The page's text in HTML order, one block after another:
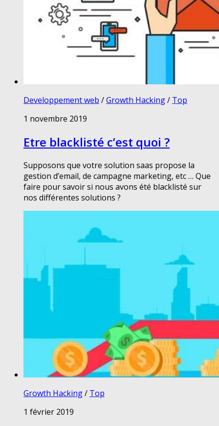
Developpement web /Growth Hacking/ Top
1 novembre 2019
Etre blacklisté c’est quoi ?
Supposons que votre solution saas propose la
gestion d’email, de campagne marketing, etc … Que
faire pour savoir si nous avons été blacklisté sur
nos différentes solutions ?
Growth Hacking/ Top
1 février 2019